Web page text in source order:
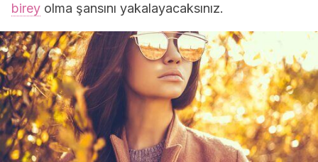
birey olma şansını yakalayacaksınız.